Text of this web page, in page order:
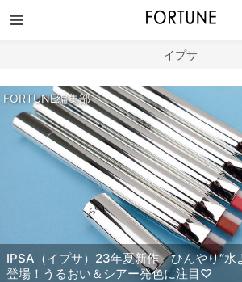
イプサ
FORTUNE編集部
IPSA（イプサ）23年夏新作｜ひんやり“水
登場！うるおい＆シアー発色に注目♡